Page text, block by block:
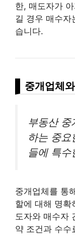
한, 매도자가
길 경우 매수자
습니다.
중개업체
부동산 중
하는 중
들에 특수
중개업체를 통
할에 대해 명확
도자와 매수자
약 조건과 수수